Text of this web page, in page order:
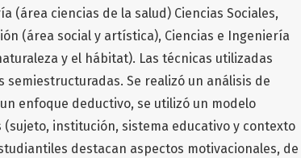
(área ciencias de la salud) Ciencias Sociales,
(área social y artística), Ciencias e Ingeniería
y el hábitat). Las técnicas utilizadas
Se realizó un análisis de
enfoque deductivo, se utilizó un modelo
institución, sistema educativo y contexto
destacan aspectos motivacionales, de